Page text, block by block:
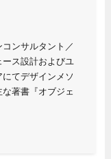
ンサルタント／
ス設計およびユ
てデザインメソ
著書『オブジェ